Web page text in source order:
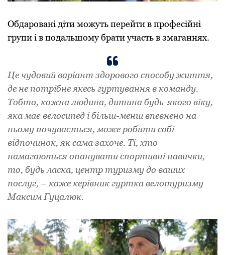
Обдаровані діти можуть перейти в професійні
групи і в подальшому брати участь в змаганнях.
Це чудовий варіант здорового способу життя,
де не потрібне якесь гуртування в команду.
Тобто, кожна людина, дитина будь-якого віку,
яка має велосипед і більш-менш впевнено на
ньому почувається, може робити собі
відпочинок, як сама захоче. Ті, хто
намагаються опанувати спортивні навички,
то, будь ласка, центр туризму до ваших
послуг, – каже керівник гуртка велотуризму
Максим Гуцалюк.